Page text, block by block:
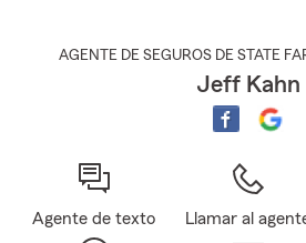
AGENTE DE SEGUROS DE STATE
Jeff Kahn
Agente de texto Llamar al